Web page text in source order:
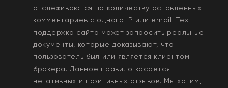
отслеживаются по количеству оставленных
комментариев с одного IP или email. Тех
поддержка сайта может запросить реальные
документы, которые доказывают, что
пользователь был или является клиентом
брокера. Данное правило касается
негативных и позитивных отзывов. Мы хотим,